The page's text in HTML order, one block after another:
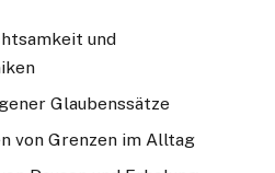
und
Glaubenssätze
von Grenzen im Alltag